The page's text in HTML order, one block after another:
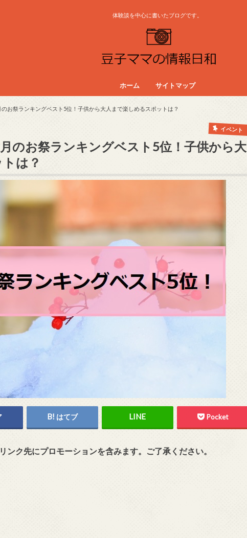
体験談を中心に書いたブログです。
ホーム サイトマップ
お祭ランキングベスト5位！子供から大人まで楽しめるスポットは？
イベント
のお祭ランキングベスト5位！子供から大
は？
はてブ Pocket
ク先にプロモーションを含みます。ご了承ください。